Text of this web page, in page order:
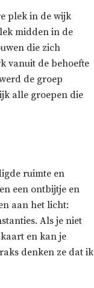
plek in de wijk
midden in de
die zich
vanuit de behoefte
de groep
alle groepen die
ruimte en
een ontbijtje en
aan het licht:
Als je niet
en kan je
denken ze dat ik